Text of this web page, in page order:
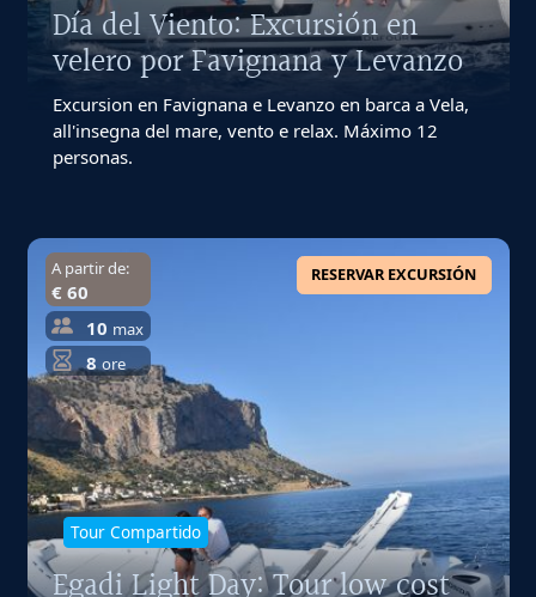
Día del Viento: Excursión en
velero por Favignana y Levanzo
Excursion en Favignana e Levanzo en barca a Vela,
all'insegna del mare, vento e relax. Máximo 12
personas.
RESERVAR EXCURSIÓN
A partir de:
€ 60
10 max
8 ore
Tour Compartido
Egadi Light Day: Tour low cost